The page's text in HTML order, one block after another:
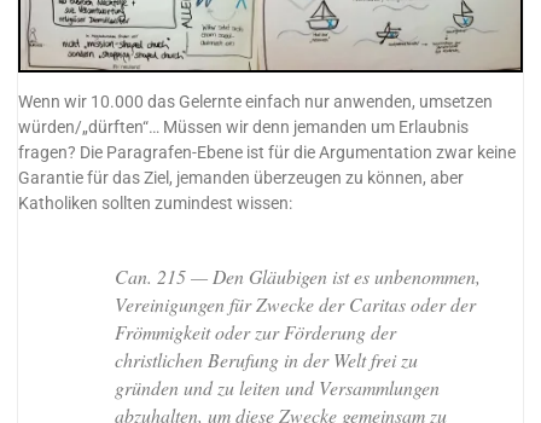
Wenn wir 10.000 das Gelernte einfach nur anwenden, umsetzen
würden/„dürften“… Müssen wir denn jemanden um Erlaubnis
fragen? Die Paragrafen-Ebene ist für die Argumentation zwar keine
Garantie für das Ziel, jemanden überzeugen zu können, aber
Katholiken sollten zumindest wissen:
Can. 215 — Den Gläubigen ist es unbenommen,
Vereinigungen für Zwecke der Caritas oder der
Frömmigkeit oder zur Förderung der
christlichen Berufung in der Welt frei zu
gründen und zu leiten und Versammlungen
abzuhalten, um diese Zwecke gemeinsam zu